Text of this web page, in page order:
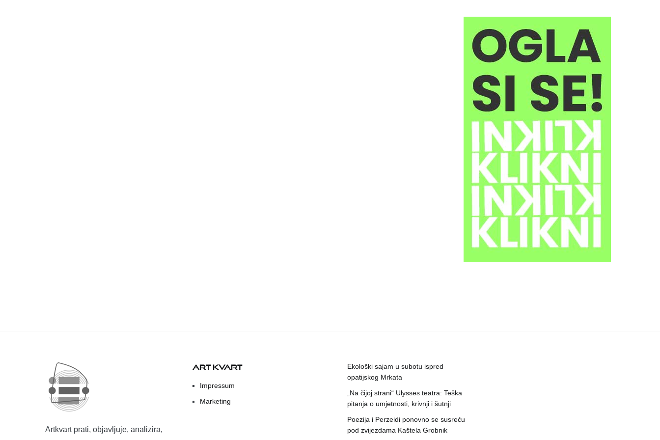
Artkvart prati, objavljuje, analizira,
ART KVART
Impressum
Marketing
Ekološki sajam u subotu ispred
opatijskog Mrkata
„Na čijoj strani“ Ulysses teatra: Teška
pitanja o umjetnosti, krivnji i šutnji
Poezija i Perzeidi ponovno se susreću
pod zvijezdama Kaštela Grobnik